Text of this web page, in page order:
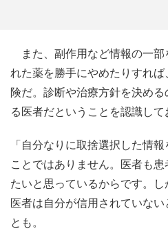
また、副作用など情報の一部
れた薬を勝手にやめたりすれ
険だ。診断や治療方針を決め
る医者だということを認識して
「自分なりに取捨選択した情
ことではありません。医者も
たいと思っているからです。
医者は自分が信用されていな
とも。